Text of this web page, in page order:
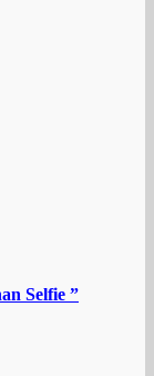
Selfie ”